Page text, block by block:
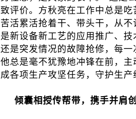
致评价。方秋亮在工作中总是吃
苦活累活抢着干、带头干，从
是新设备新工艺的应用推广、技
还是突发情况的故障抢修，每一
他总是毫不犹豫地冲锋在前，
成各项生产攻坚任务，守护生产
倾囊相授传帮带，携手并肩